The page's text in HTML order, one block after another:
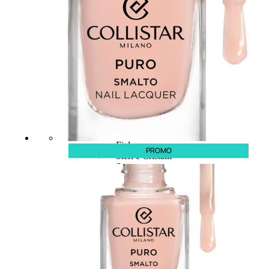
CAPELLI
Shampoo
Balsamo
Olii Capelli
Fiale
Sieri e Cristalli
Spray
Cera e Crema
Gel Capelli
Colorazione
Shampoo
PROMO